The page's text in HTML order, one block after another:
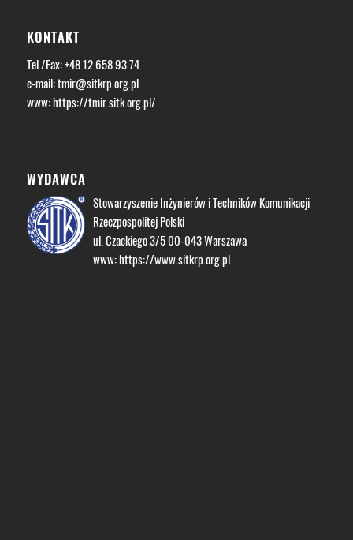
KONTAKT
Tel./Fax: +48 12 658 93 74
e-mail:tmir@sitkrp.org.pl
www:https://tmir.sitk.org.pl/
WYDAWCA
Stowarzyszenie Inżynierów i Techników Komunikacji
Rzeczpospolitej Polski
ul. Czackiego 3/5 00-043 Warszawa
www:https://www.sitkrp.org.pl